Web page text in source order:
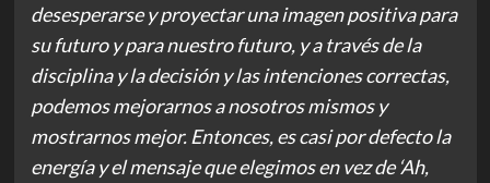
desesperarse y proyectar una imagen positiva para
su futuro y para nuestro futuro, y a través de la
disciplina y la decisión y las intenciones correctas,
podemos mejorarnos a nosotros mismos y
mostrarnos mejor. Entonces, es casi por defecto la
energía y el mensaje que elegimos en vez de ‘Ah,